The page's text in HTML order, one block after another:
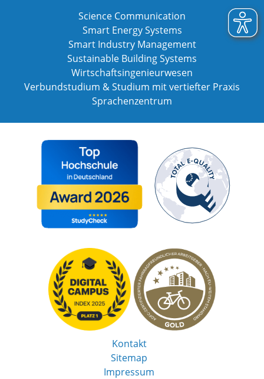
Science Communication
Smart Energy Systems
Smart Industry Management
Sustainable Building Systems
Wirtschaftsingenieurwesen
Verbundstudium & Studium mit vertiefter Praxis
Sprachenzentrum
Kontakt
Sitemap
Impressum